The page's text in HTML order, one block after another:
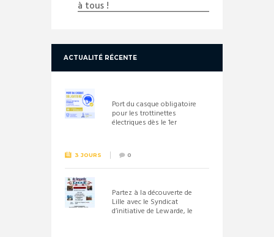
à tous !
ACTUALITÉ RÉCENTE
Port du casque obligatoire
pour les trottinettes
électriques dès le 1er
3 JOURS 0
Partez à la découverte de
Lille avec le Syndicat
d’initiative de Lewarde, le